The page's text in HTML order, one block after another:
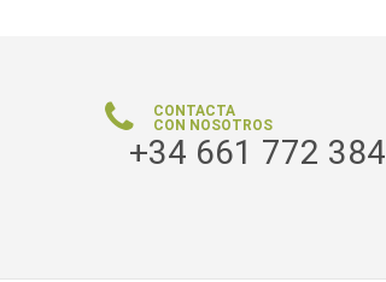
CONTACTA
CON NOSOTROS
+34 661 772 384